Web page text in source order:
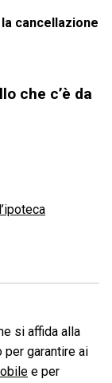
cancellazione
che c’è da
si affida alla
garantire ai
e per